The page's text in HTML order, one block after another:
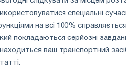
спеціальні
на всі 100% справляється
покладаються серйозні
ваш транспортний